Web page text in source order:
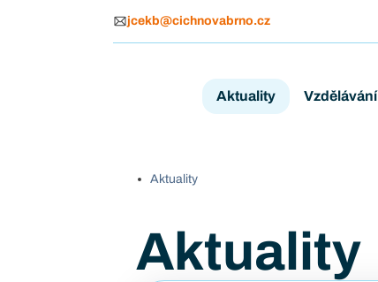
jcekb@cichnovabrno.cz
Aktuality Vzdělávání
Aktuality
Aktuality